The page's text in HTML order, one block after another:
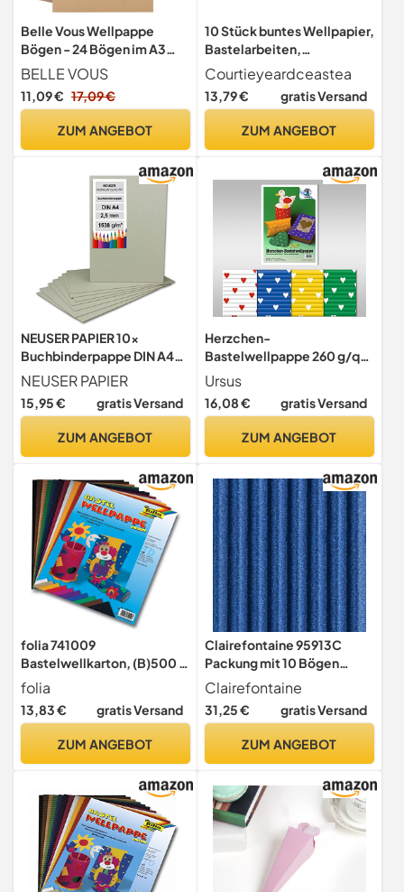
Belle Vous Wellpappe
Bögen - 24 Bögen im A3
Format - Dicker 3 mm
Karton- Flaches
Kraftpapier A3 - Für Kunst
zum Basteln - Pappe für
BELLE VOUS
11,09 € 17,09 €
ZUM ANGEBOT
10 Stück buntes Wellpapier,
Bastelarbeiten,
Dekorationen, Karton,
metallische Farbe
Courtieyeardceastea
13,79 € gratis Versand
ZUM ANGEBOT
NEUSER PAPIER 10x
Buchbinderpappe DIN A4
(21 x 29,7 cm) - Stärke 2,5
mm (0,25 cm) - Grammatur:
1538 g/m² - Graupappe zum
Buchbinden
NEUSER PAPIER
15,95 € gratis Versand
ZUM ANGEBOT
Herzchen-
Bastelwellpappe 260 g/qm
50 x 70 cm - 10 Bogen
sortiert
Ursus
16,08 € gratis Versand
ZUM ANGEBOT
folia 741009
Bastelwellkarton, (B)500 x
(H)700 mm, farbig sortiert
folia
13,83 € gratis Versand
ZUM ANGEBOT
Clairefontaine 95913C
Packung mit 10 Bögen
Mikrowellpappe (50 x 70
cm, 230 g, ideal für
Bastelaktivitäten) 1 Pack
Clairefontaine
31,25 € gratis Versand
ZUM ANGEBOT